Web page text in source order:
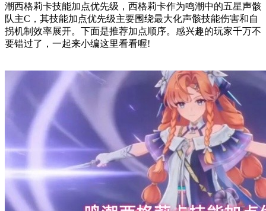
潮西格莉卡技能加点优先级，西格莉卡作为鸣潮中的五星声骸
队主C，其技能加点优先级主要围绕最大化声骸技能伤害和自
拐机制效率展开。下面是推荐加点顺序。感兴趣的玩家千万不
要错过了，一起来小编这里看看喔!